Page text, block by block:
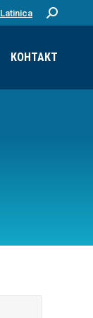
Latinica Претрага:
КОНТАКТ